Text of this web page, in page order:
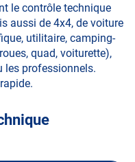
le contrôle technique
aussi de 4x4, de voiture
utilitaire, camping-
quad, voiturette),
les professionnels.